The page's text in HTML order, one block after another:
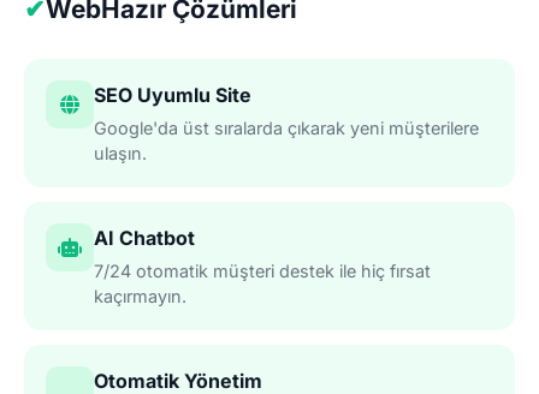
✔WebHazır Çözümleri
SEO Uyumlu Site
Google'da üst sıralarda çıkarak yeni müşterilere
ulaşın.
AI Chatbot
7/24 otomatik müşteri destek ile hiç fırsat
kaçırmayın.
Otomatik Yönetim